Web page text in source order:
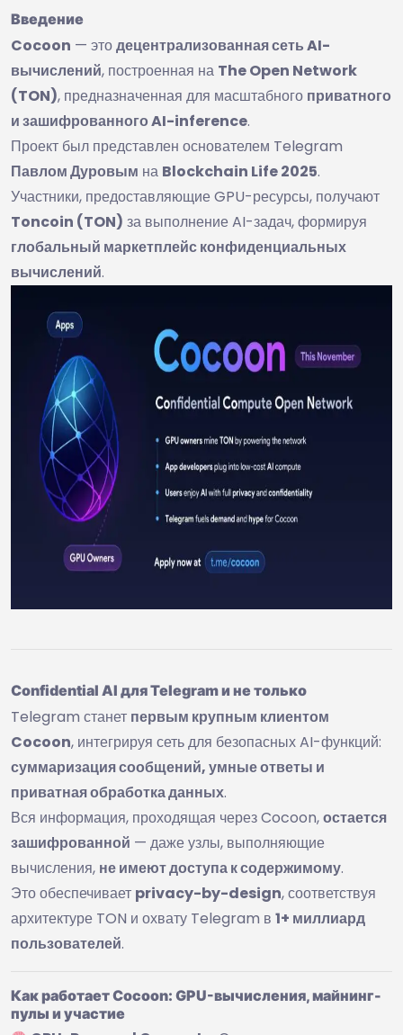
Введение
Cocoon — этодецентрализованная сеть AI-
вычислений, построенная на The Open Network
(TON), предназначенная для масштабного приватного
и зашифрованного AI-inference.
Проект был представлен основателем Telegram
Павлом Дуровым на Blockchain Life 2025.
Участники, предоставляющие GPU-ресурсы, получают
Toncoin (TON) за выполнение AI-задач, формируя
глобальный маркетплейс конфиденциальных
вычислений.
Confidential AI для Telegram и не только
Telegram станет первым крупным клиентом
Cocoon, интегрируя сеть для безопасных AI-функций:
суммаризация сообщений, умные ответы и
приватная обработка данных.
Вся информация, проходящая через Cocoon,остается
зашифрованной — даже узлы, выполняющие
вычисления, не имеют доступа к содержимому.
Это обеспечивает privacy-by-design, соответствуя
архитектуре TON и охвату Telegram в 1+ миллиард
пользователей.
Как работает Cocoon: GPU-вычисления, майнинг-
пулы и участие